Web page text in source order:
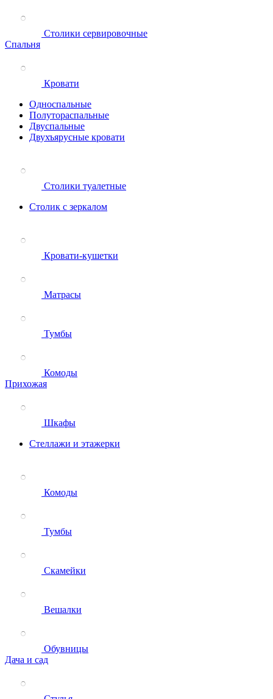
Столики сервировочные
Спальня
Кровати
Односпальные
Полутораспальные
Двуспальные
Двухъярусные кровати
Столики туалетные
Столик с зеркалом
Кровати-кушетки
Матрасы
Тумбы
Комоды
Прихожая
Шкафы
Стеллажи и этажерки
Комоды
Тумбы
Скамейки
Вешалки
Обувницы
Дача и сад